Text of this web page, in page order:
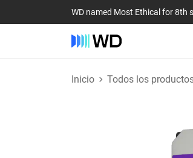
WD named Most Ethical for 8th
Inicio Todos los